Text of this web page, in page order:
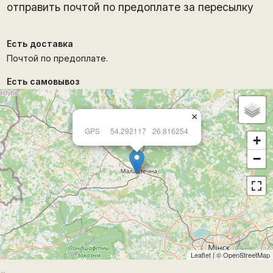
отправить почтой по предоплате за пересылку
Есть доставка
Почтой по предоплате.
Есть самовывоз
GPS 54.292117 26.816254
×
+
−
Leaflet| ©OpenStreetMap